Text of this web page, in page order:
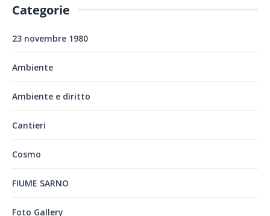
Categorie
23 novembre 1980
Ambiente
Ambiente e diritto
Cantieri
Cosmo
FIUME SARNO
Foto Gallery